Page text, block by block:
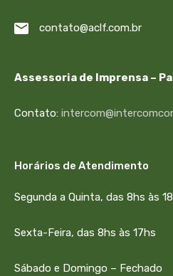
contato@aclf.com.br
Assessoria de Imprensa –
Contato:
Horários de Atendimento
Segunda a Quinta, das 8hs às
Sexta-Feira, das 8hs às 17hs
Sábado e Domingo – Fechado